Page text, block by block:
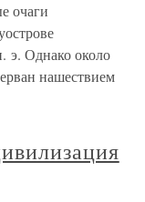
очаги
э. Однако около
нашествием